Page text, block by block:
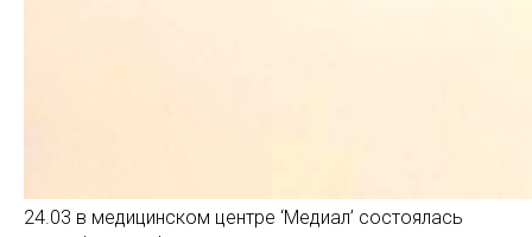
24.03 в медицинском центре ‘Медиал’ состоялась